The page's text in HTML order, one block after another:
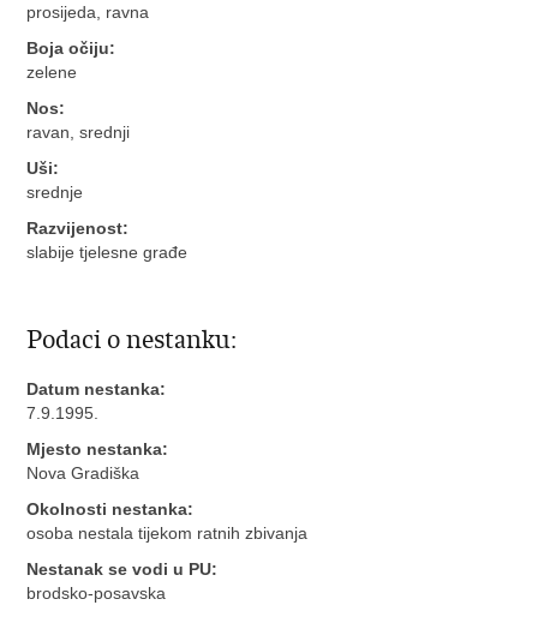
prosijeda, ravna
Boja očiju:
zelene
Nos:
ravan, srednji
Uši:
srednje
Razvijenost:
slabije tjelesne građe
Podaci o nestanku:
Datum nestanka:
7.9.1995.
Mjesto nestanka:
Nova Gradiška
Okolnosti nestanka:
osoba nestala tijekom ratnih zbivanja
Nestanak se vodi u PU:
brodsko-posavska